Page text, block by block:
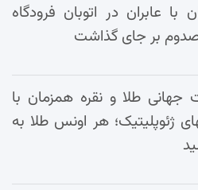
با عابران در اتوبان فرودگاه
طلا و نقره همزمان با
ژئوپلیتیک؛ هر اونس طلا به